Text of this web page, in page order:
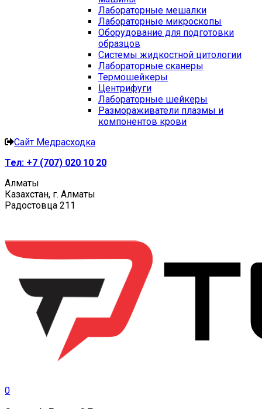
Лабораторные мешалки
Лабораторные микроскопы
Оборудование для подготовки
образцов
Системы жидкостной цитологии
Лабораторные сканеры
Термошейкеры
Центрифуги
Лабораторные шейкеры
Размораживатели плазмы и
компонентов крови
Сайт Медрасходка
Тел: +7 (707) 020 10 20
Алматы
Казахстан, г. Алматы
Радостовца 211
0